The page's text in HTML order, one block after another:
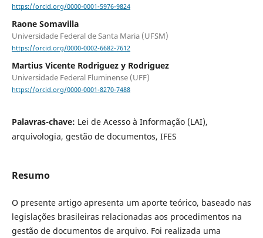
https://orcid.org/0000-0001-5976-9824
Raone Somavilla
Universidade Federal de Santa Maria (UFSM)
https://orcid.org/0000-0002-6682-7612
Martius Vicente Rodriguez y Rodriguez
Universidade Federal Fluminense (UFF)
https://orcid.org/0000-0001-8270-7488
Palavras-chave: Lei de Acesso à Informação (LAI),
arquivologia, gestão de documentos, IFES
Resumo
O presente artigo apresenta um aporte teórico, baseado nas
legislações brasileiras relacionadas aos procedimentos na
gestão de documentos de arquivo. Foi realizada uma